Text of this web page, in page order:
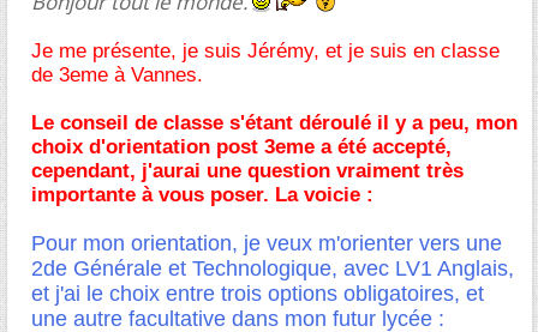
Je me présente, je suis Jérémy, et je suis en classe
de 3eme à Vannes.
Le conseil de classe s'étant déroulé il y a peu, mon
choix d'orientation post 3eme a été accepté,
cependant, j'aurai une question vraiment très
importante à vous poser. La voicie :
Pour mon orientation, je veux m'orienter vers une
2de Générale et Technologique, avec LV1 Anglais,
et j'ai le choix entre trois options obligatoires, et
une autre facultative dans mon futur lycée :